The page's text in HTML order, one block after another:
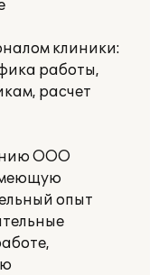
клиники:
работы,
расчет
ООО
опыт